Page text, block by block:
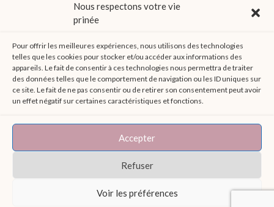
Nous respectons votre vie
prinée
Pour offrir les meilleures expériences, nous utilisons des technologies
telles que les cookies pour stocker et/ou accéder aux informations des
appareils. Le fait de consentir à ces technologies nous permettra de traiter
des données telles que le comportement de navigation ou les ID uniques sur
ce site. Le fait de ne pas consentir ou de retirer son consentement peut avoir
un effet négatif sur certaines caractéristiques et fonctions.
Accepter
Refuser
Voir les préférences
La Broderie Le Flocage
L’Impression DTF
L’Impression directe
La Sublimation
La Gravure
Catalogue en ligne
FAQ
Politique de cookies (UE)
2020 - Atelier Brod'Art Créations - Broderie | Flocage |
Impression DTF | Impression Directe | Sublimation | Gravure
- à Chaudun (02) – SIRET 827 858 812 00015–
Hébergement : OVH -Mentions légales et Politique de
confidentialité